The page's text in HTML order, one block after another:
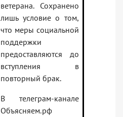
ветерана. Сохранено
лишь условие о том,
что меры социальной
поддержки
предоставляются до
вступления в
повторный брак.
В телеграм-канале
Объясняем.рф